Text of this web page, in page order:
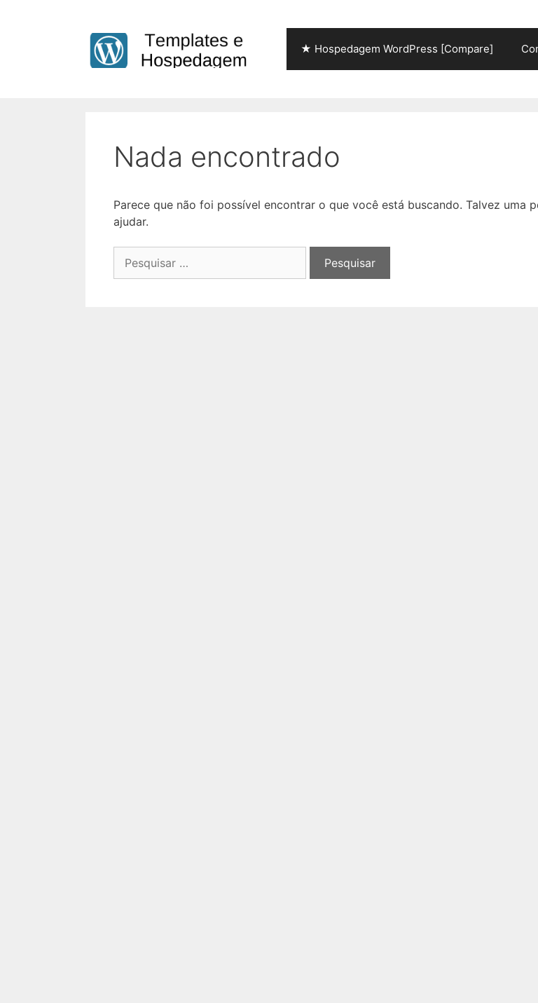
★ Hospedagem WordPress [Compare]
Nada encontrado
Parece que não foi possível encontrar o que você está buscando. Talvez uma
ajudar.
por: